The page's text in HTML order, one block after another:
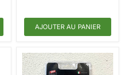
AJOUTER AU PANIER